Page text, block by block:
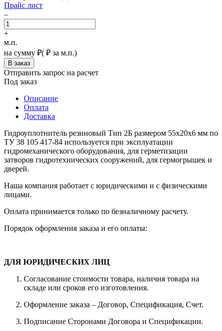
Прайс лист
–
+
м.п.
на сумму ₽( ₽ за м.п.)
Отправить запрос на расчет
Под заказ
Описание
Оплата
Доставка
Гидроуплотнитель резиновый Тип 2Б размером 55х20х6 мм по
ТУ 38 105 417-84 используется при эксплуатации
гидромеханического оборудования, для герметизации
затворов гидротехнических сооружений, для гермогрышек и
дверей.
Наша компания работает с юридическими и с физическими
лицами.
Оплата принимается только по безналичному расчету.
Порядок оформления заказа и его оплаты:
ДЛЯ ЮРИДИЧЕСКИХ ЛИЦ
Согласование стоимости товара, наличия товара на
складе или сроков его изготовления.
Оформление заказа – Договор, Спецификация, Счет.
Подписание Сторонами Договора и Спецификации.